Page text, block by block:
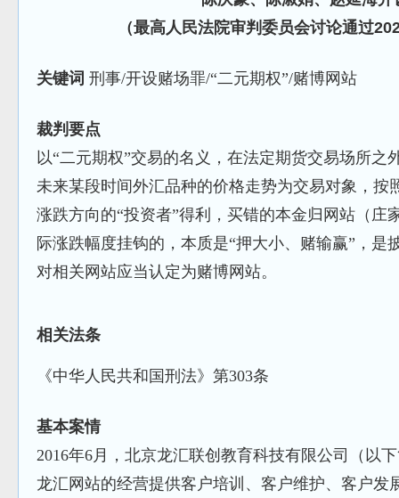
（最高人民法院审判委员会讨论通过
关键词 刑事/开设赌场罪/“二元期权”/赌博网站
裁判要点
以“二元期权”交易的名义，在法定期货交易场所之
未来某段时间外汇品种的价格走势为交易对象，按
涨跌方向的“投资者”得利，买错的本金归网站（庄
际涨跌幅度挂钩的，本质是“押大小、赌输赢”，是
对相关网站应当认定为赌博网站。
相关法条
《中华人民共和国刑法》第303条
基本案情
2016年6月，北京龙汇联创教育科技有限公司（以
龙汇网站的经营提供客户培训、客户维护、客户发